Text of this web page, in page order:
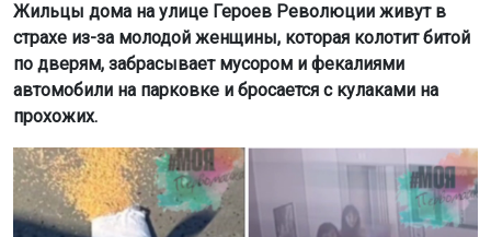
Жильцы дома на улице Героев Революции живут в
страхе из-за молодой женщины, которая колотит битой
по дверям, забрасывает мусором и фекалиями
автомобили на парковке и бросается с кулаками на
прохожих.